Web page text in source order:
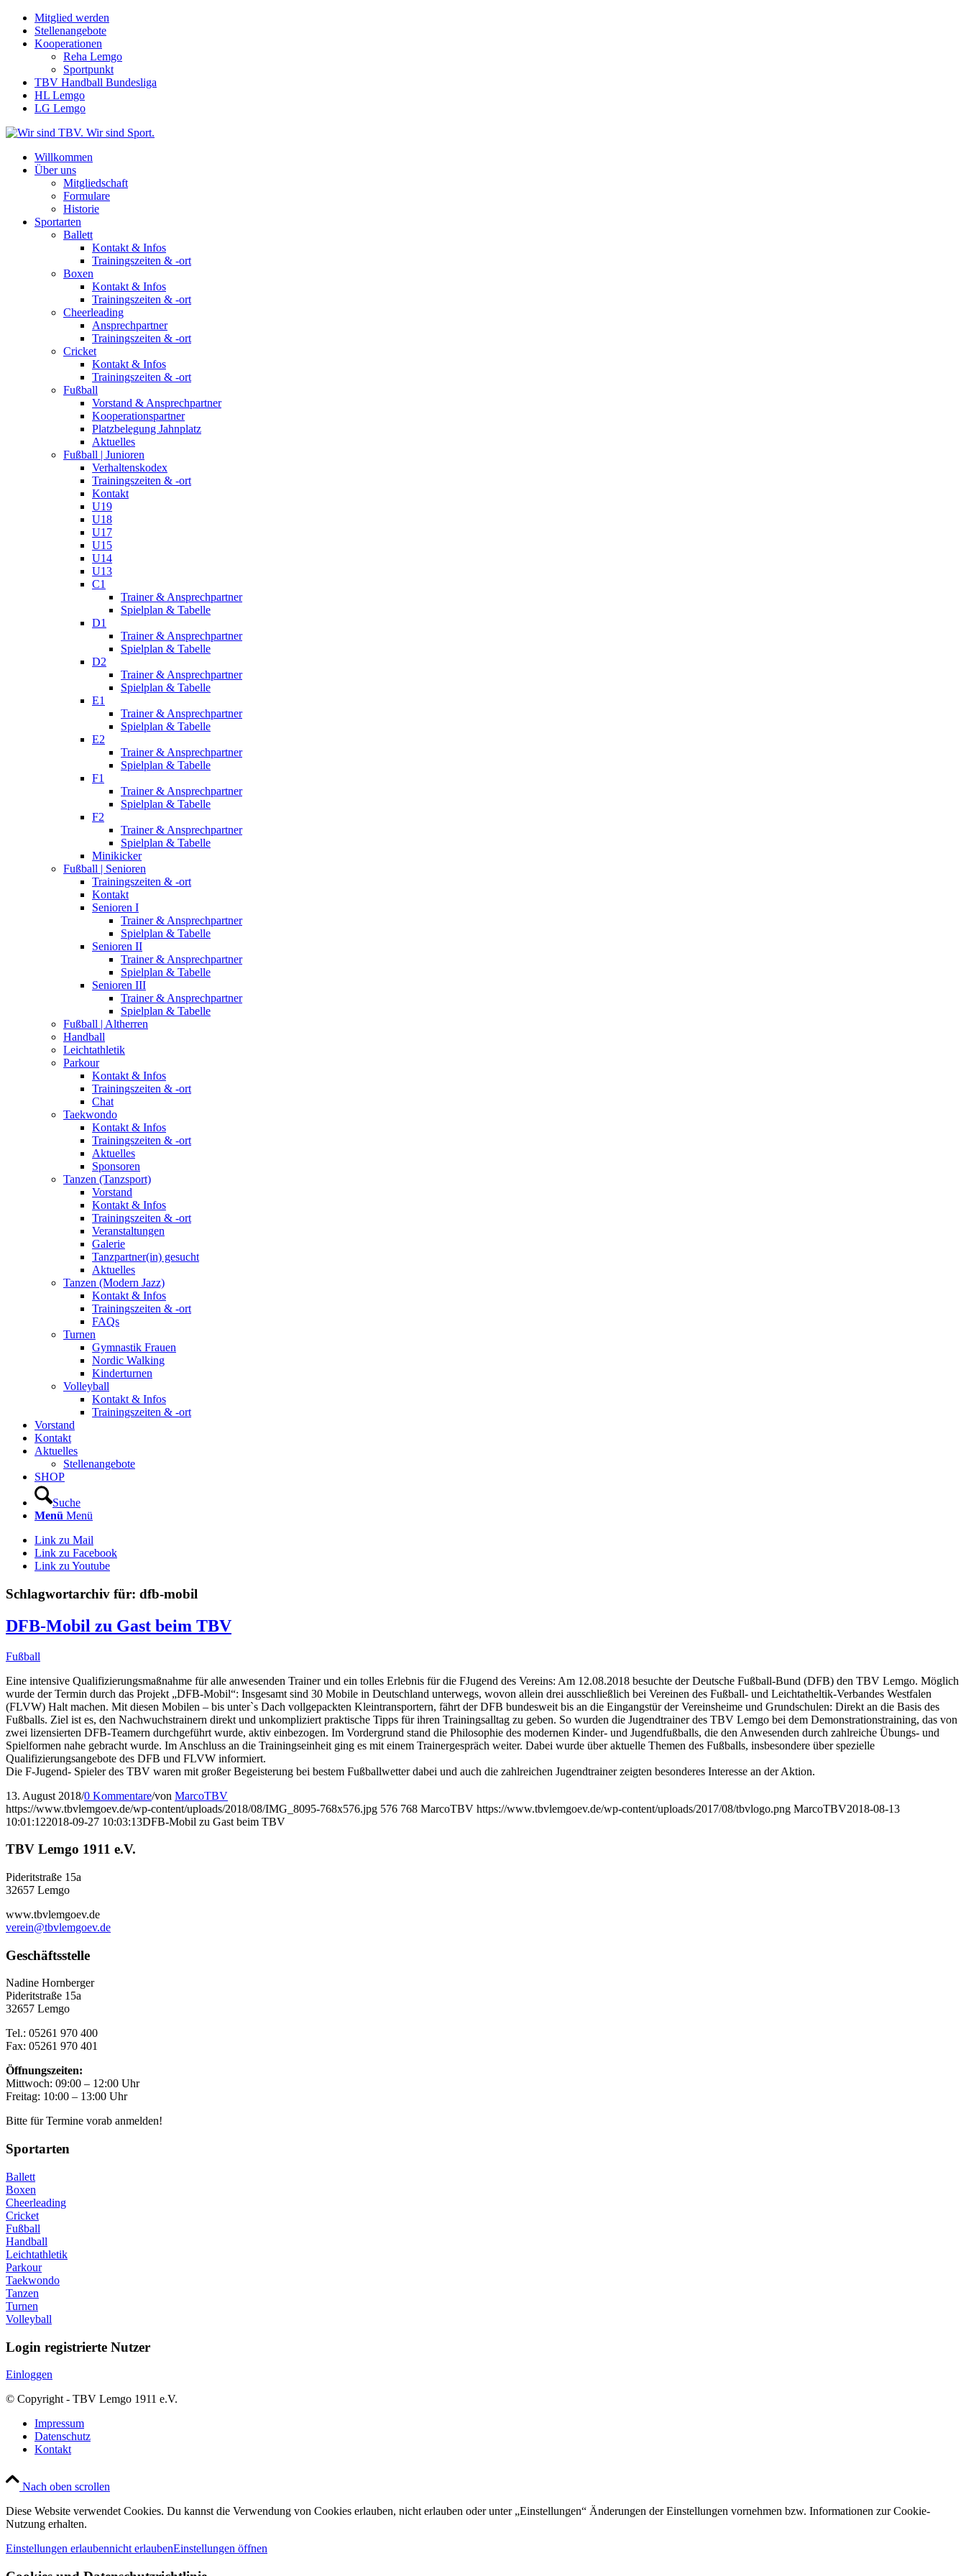
Mitglied werden
Stellenangebote
Kooperationen
Reha Lemgo
Sportpunkt
TBV Handball Bundesliga
HL Lemgo
LG Lemgo
Willkommen
Über uns
Mitgliedschaft
Formulare
Historie
Sportarten
Ballett
Kontakt & Infos
Trainingszeiten & -ort
Boxen
Kontakt & Infos
Trainingszeiten & -ort
Cheerleading
Ansprechpartner
Trainingszeiten & -ort
Cricket
Kontakt & Infos
Trainingszeiten & -ort
Fußball
Vorstand & Ansprechpartner
Kooperationspartner
Platzbelegung Jahnplatz
Aktuelles
Fußball | Junioren
Verhaltenskodex
Trainingszeiten & -ort
Kontakt
U19
U18
U17
U15
U14
U13
C1
Trainer & Ansprechpartner
Spielplan & Tabelle
D1
Trainer & Ansprechpartner
Spielplan & Tabelle
D2
Trainer & Ansprechpartner
Spielplan & Tabelle
E1
Trainer & Ansprechpartner
Spielplan & Tabelle
E2
Trainer & Ansprechpartner
Spielplan & Tabelle
F1
Trainer & Ansprechpartner
Spielplan & Tabelle
F2
Trainer & Ansprechpartner
Spielplan & Tabelle
Minikicker
Fußball | Senioren
Trainingszeiten & -ort
Kontakt
Senioren I
Trainer & Ansprechpartner
Spielplan & Tabelle
Senioren II
Trainer & Ansprechpartner
Spielplan & Tabelle
Senioren III
Trainer & Ansprechpartner
Spielplan & Tabelle
Fußball | Altherren
Handball
Leichtathletik
Parkour
Kontakt & Infos
Trainingszeiten & -ort
Chat
Taekwondo
Kontakt & Infos
Trainingszeiten & -ort
Aktuelles
Sponsoren
Tanzen (Tanzsport)
Vorstand
Kontakt & Infos
Trainingszeiten & -ort
Veranstaltungen
Galerie
Tanzpartner(in) gesucht
Aktuelles
Tanzen (Modern Jazz)
Kontakt & Infos
Trainingszeiten & -ort
FAQs
Turnen
Gymnastik Frauen
Nordic Walking
Kinderturnen
Volleyball
Kontakt & Infos
Trainingszeiten & -ort
Vorstand
Kontakt
Aktuelles
Stellenangebote
SHOP
Suche
Menü Menü
Link zu Mail
Link zu Facebook
Link zu Youtube
Schlagwortarchiv für: dfb-mobil
DFB-Mobil zu Gast beim TBV
Fußball
Eine intensive Qualifizierungsmaßnahme für alle anwesenden Trainer und ein tolles Erlebnis für die FJugend des Vereins: Am 12.08.2018 besuchte der Deutsche Fußball-Bund (DFB) den TBV Lemgo. Möglich
wurde der Termin durch das Projekt „DFB-Mobil“: Insgesamt sind 30 Mobile in Deutschland unterwegs, wovon allein drei ausschließlich bei Vereinen des Fußball- und Leichtatheltik-Verbandes Westfalen
(FLVW) Halt machen. Mit diesen Mobilen – bis unter`s Dach vollgepackten Kleintransportern, fährt der DFB bundesweit bis an die Eingangstür der Vereinsheime und Grundschulen: Direkt an die Basis des
Fußballs. Ziel ist es, den Nachwuchstrainern direkt und unkompliziert praktische Tipps für ihren Trainingsalltag zu geben. So wurden die Jugendtrainer des TBV Lemgo bei dem Demonstrationstraining, das von
zwei lizensierten DFB-Teamern durchgeführt wurde, aktiv einbezogen. Im Vordergrund stand die Philosophie des modernen Kinder- und Jugendfußballs, die den Anwesenden durch zahlreiche Übungs- und
Spielformen nahe gebracht wurde. Im Anschluss an die Trainingseinheit ging es mit einem Trainergespräch weiter. Dabei wurde über aktuelle Themen des Fußballs, insbesondere über spezielle
Qualifizierungsangebote des DFB und FLVW informiert.
Die F-Jugend- Spieler des TBV waren mit großer Begeisterung bei bestem Fußballwetter dabei und auch die zahlreichen Jugendtrainer zeigten besonderes Interesse an der Aktion.
13. August 2018/0 Kommentare/von MarcoTBV
https://www.tbvlemgoev.de/wp-content/uploads/2018/08/IMG_8095-768x576.jpg 576 768 MarcoTBV https://www.tbvlemgoev.de/wp-content/uploads/2017/08/tbvlogo.png MarcoTBV2018-08-13
10:01:122018-09-27 10:03:13DFB-Mobil zu Gast beim TBV
TBV Lemgo 1911 e.V.
Pideritstraße 15a
32657 Lemgo
www.tbvlemgoev.de
verein@tbvlemgoev.de
Geschäftsstelle
Nadine Hornberger
Pideritstraße 15a
32657 Lemgo
Tel.: 05261 970 400
Fax: 05261 970 401
Öffnungszeiten:
Mittwoch: 09:00 – 12:00 Uhr
Freitag: 10:00 – 13:00 Uhr
Bitte für Termine vorab anmelden!
Sportarten
Ballett
Boxen
Cheerleading
Cricket
Fußball
Handball
Leichtathletik
Parkour
Taekwondo
Tanzen
Turnen
Volleyball
Login registrierte Nutzer
Einloggen
© Copyright - TBV Lemgo 1911 e.V.
Impressum
Datenschutz
Kontakt
Nach oben scrollen
Diese Website verwendet Cookies. Du kannst die Verwendung von Cookies erlauben, nicht erlauben oder unter „Einstellungen“ Änderungen der Einstellungen vornehmen bzw. Informationen zur Cookie-
Nutzung erhalten.
Einstellungen erlaubennicht erlaubenEinstellungen öffnen